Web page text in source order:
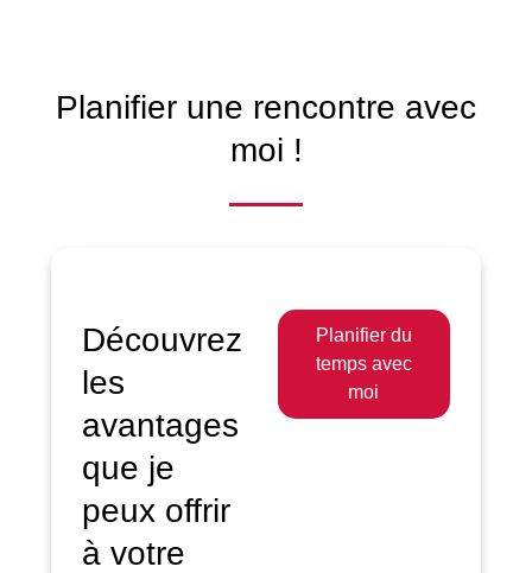
Planifier une rencontre avec
moi !
Découvrez
les
avantages
que je
peux offrir
à votre
Planifier du
temps avec
moi